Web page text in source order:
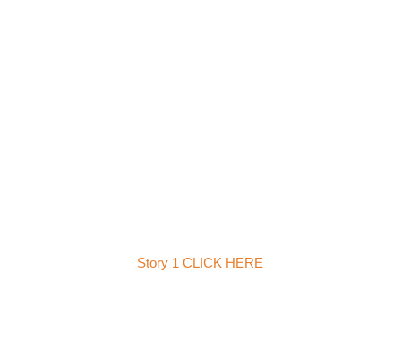
Story 1 CLICK HERE